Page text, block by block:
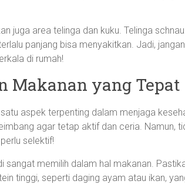
juga area telinga dan kuku. Telinga
panjang bisa menyakitkan. Jadi,
di rumah!
Makanan yang Tepat
aspek terpenting dalam menjaga
agar tetap aktif dan ceria. Namun,
selektif!
sangat memilih dalam hal makanan.
tinggi, seperti daging ayam atau ikan,